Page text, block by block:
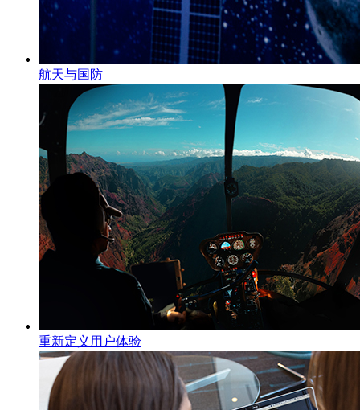
航天与国防
重新定义用户体验